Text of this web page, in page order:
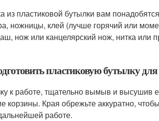
из пластиковой бутылки вам
ножницы, клей (лучше горячий или
нож или канцелярский нож, нитка или
пластиковую бутылку
к работе, тщательно вымыв и высушив
корзины. Края обрежьте аккуратно,
работе.